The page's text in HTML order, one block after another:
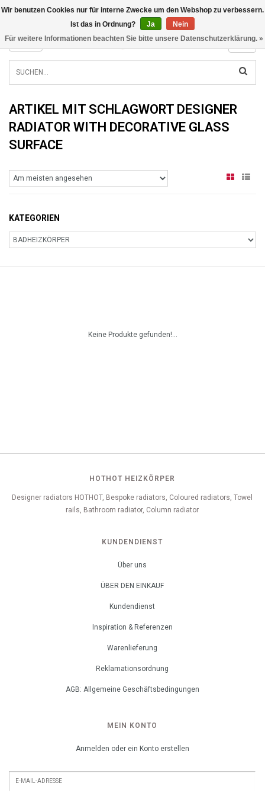
INFO@RADIATORS.SHOP
MENU
ARTIKEL MIT SCHLAGWORT DESIGNER
RADIATOR WITH DECORATIVE GLASS
SURFACE
KATEGORIEN
Keine Produkte gefunden!...
HOTHOT HEIZKÖRPER
Designer radiators HOTHOT, Bespoke radiators, Coloured radiators, Towel
rails, Bathroom radiator, Column radiator
KUNDENDIENST
Über uns
ÜBER DEN EINKAUF
Kundendienst
Inspiration & Referenzen
Warenlieferung
Reklamationsordnung
AGB: Allgemeine Geschäftsbedingungen
MEIN KONTO
Anmelden oder ein Konto erstellen
Wir benutzen Cookies nur für interne Zwecke um den Webshop zu verbessern.
Ist das in Ordnung?
Ja
Nein
Für weitere Informationen beachten Sie bitte unsere Datenschutzerklärung. »